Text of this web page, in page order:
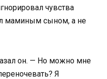
чувства
маминым сыном, а не
он. — Но можно мне
Я